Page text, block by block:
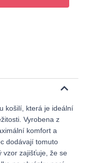
košilí, která je ideální
Vyrobena z
komfort a
dodávají tomuto
vzor zajišťuje, že se